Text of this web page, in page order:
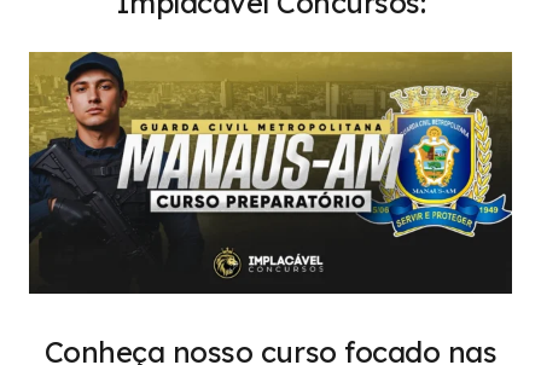
Conheça nosso curso focado nas